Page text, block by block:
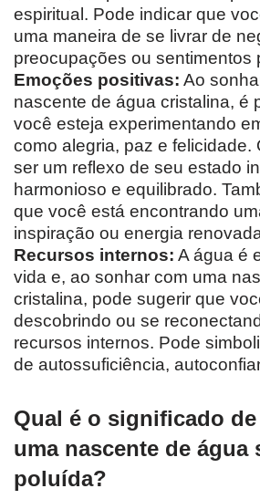
espiritual. Pode indicar que
uma maneira de se livrar de
preocupações ou sentimentos
Emoções positivas: Ao
nascente de água cristalina, é
você esteja experimentando
como alegria, paz e felicidade.
ser um reflexo de seu estado
harmonioso e equilibrado.
que você está encontrando
inspiração ou energia
Recursos internos: A água é
vida e, ao sonhar com uma
cristalina, pode sugerir que
descobrindo ou se
recursos internos. Pode
de autossuficiência,
Qual é o significado
uma nascente de água
poluída?